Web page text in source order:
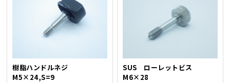
樹脂ハンドルネジ
M5×24,S=9
SUS ローレットビス
M6×28